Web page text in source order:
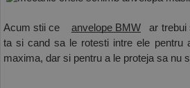
Acum stii ce anvelope BMW
ar trebui
ta si cand sa le rotesti intre ele pentru
maxima, dar si pentru a le proteja sa nu